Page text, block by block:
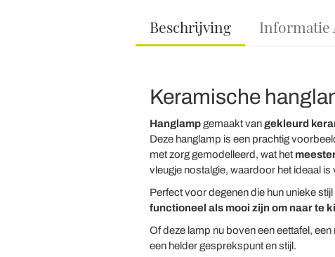
Beschrijving Informatie
Keramische
Hanglampgemaakt vangekleurd
Deze hanglamp is een prachtig
met zorg gemodelleerd, wat het
vleugje nostalgie, waardoor het ideaal
Perfect voor degenen die hun unieke
functioneel als mooi zijn om naar te
Of deze lamp nu boven een eettafel,
een helder gesprekspunt en stijl.